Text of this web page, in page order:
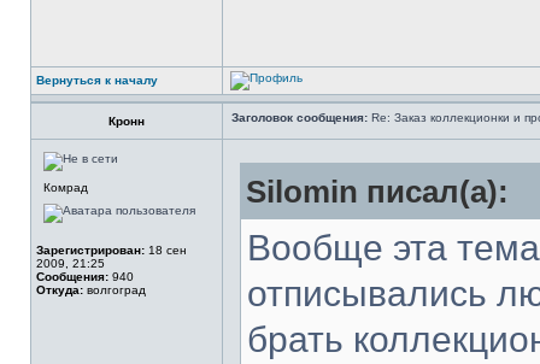
Вернуться к началу
Кронн Заголовок сообщения: Re: Заказ коллекционки и
Комрад
Зарегистрирован: 18 сен
2009, 21:25
Сообщения: 940
Откуда: волгоград
Silomin писал(а):
Вообще эта
отписывались
брать